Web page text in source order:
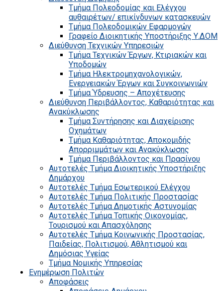
Τμήμα Πολεοδομίας και Ελέγχου
αυθαιρέτων/ επικίνδυνων κατασκευών
Τμήμα Πολεοδομικών Εφαρμογών
Γραφείο Διοικητικής Υποστήριξης Υ.ΔΟΜ
Διεύθυνση Τεχνικών Υπηρεσιών
Τμήμα Τεχνικών Έργων, Κτιριακών και
Υποδομών
Τμήμα Ηλεκτρομηχανολογικών,
Ενεργειακών Έργων και Συγκοινωνιών
Τμήμα Ύδρευσης – Αποχέτευσης
Διεύθυνση Περιβάλλοντος, Καθαριότητας και
Ανακύκλωσης
Τμήμα Συντήρησης και Διαχείρισης
Οχημάτων
Τμήμα Καθαριότητας, Αποκομιδής
Απορριμμάτων και Ανακύκλωσης
Τμήμα Περιβάλλοντος και Πρασίνου
Αυτοτελές Τμήμα Διοικητικής Υποστήριξης
Δημάρχου
Αυτοτελές Τμήμα Εσωτερικού Ελέγχου
Αυτοτελές Τμήμα Πολιτικής Προστασίας
Αυτοτελές Τμήμα Δημοτικής Αστυνομίας
Αυτοτελές Τμήμα Τοπικής Οικονομίας,
Τουρισμού και Απασχόλησης
Αυτοτελές Τμήμα Κοινωνικής Προστασίας,
Παιδείας, Πολιτισμού, Αθλητισμού και
Δημόσιας Υγείας
Τμήμα Νομικής Υπηρεσίας
Ενημέρωση Πολιτών
Αποφάσεις